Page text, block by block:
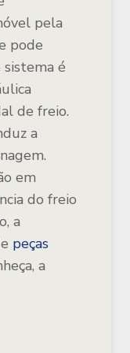
pela
pode
é
de freio.
a
em
do freio
a
peças
a